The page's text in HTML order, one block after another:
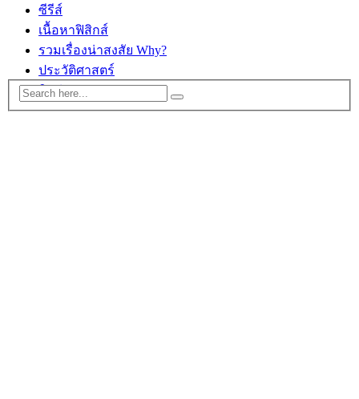
ซีรีส์
เนื้อหาฟิสิกส์
รวมเรื่องน่าสงสัย Why?
ประวัติศาสตร์
ติดต่อ